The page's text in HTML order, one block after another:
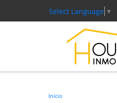
Select Language ▼
Inicio